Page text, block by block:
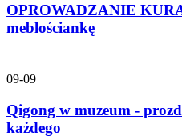
OPROWADZANIE
meblościankę
09-09
Qigong w muzeum -
każdego